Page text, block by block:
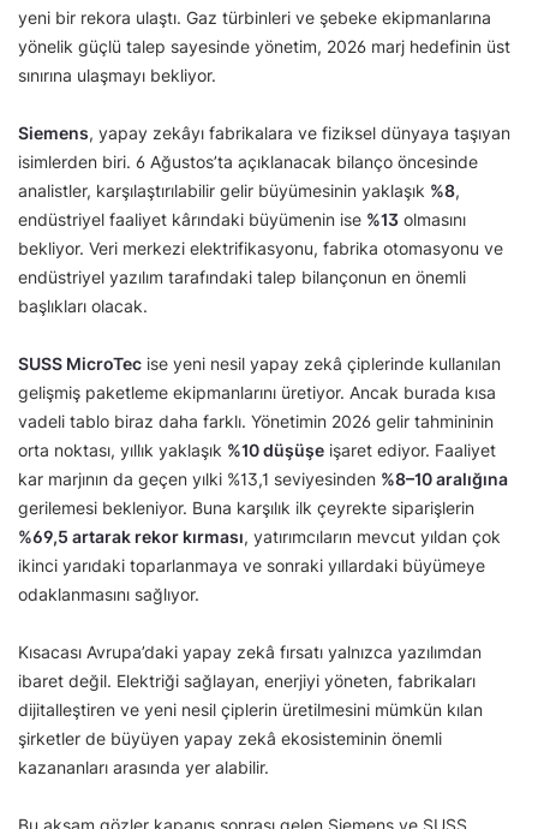
yeni bir rekora ulaştı. Gaz türbinleri ve şebeke ekipmanlarına
yönelik güçlü talep sayesinde yönetim, 2026 marj hedefinin üst
sınırına ulaşmayı bekliyor.
Siemens, yapay zekâyı fabrikalara ve fiziksel dünyaya taşıyan
isimlerden biri. 6 Ağustos’ta açıklanacak bilanço öncesinde
analistler, karşılaştırılabilir gelir büyümesinin yaklaşık %8,
endüstriyel faaliyet kârındaki büyümenin ise %13 olmasını
bekliyor. Veri merkezi elektrifikasyonu, fabrika otomasyonu ve
endüstriyel yazılım tarafındaki talep bilançonun en önemli
başlıkları olacak.
SUSS MicroTec ise yeni nesil yapay zekâ çiplerinde kullanılan
gelişmiş paketleme ekipmanlarını üretiyor. Ancak burada kısa
vadeli tablo biraz daha farklı. Yönetimin 2026 gelir tahmininin
orta noktası, yıllık yaklaşık %10 düşüşe işaret ediyor. Faaliyet
kar marjının da geçen yılki %13,1 seviyesinden %8–10 aralığına
gerilemesi bekleniyor. Buna karşılık ilk çeyrekte siparişlerin
%69,5 artarak rekor kırması, yatırımcıların mevcut yıldan çok
ikinci yarıdaki toparlanmaya ve sonraki yıllardaki büyümeye
odaklanmasını sağlıyor.
Kısacası Avrupa’daki yapay zekâ fırsatı yalnızca yazılımdan
ibaret değil. Elektriği sağlayan, enerjiyi yöneten, fabrikaları
dijitalleştiren ve yeni nesil çiplerin üretilmesini mümkün kılan
şirketler de büyüyen yapay zekâ ekosisteminin önemli
kazananları arasında yer alabilir.
Bu akşam gözler kapanış sonrası gelen Siemens ve SUSS